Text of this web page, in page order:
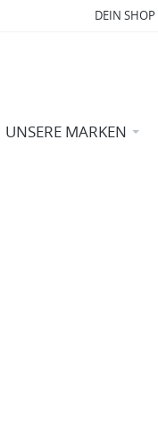
DEIN SHOP
UNSERE MARKEN